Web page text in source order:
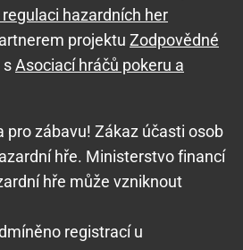
hazardních her
projektu Zodpovědné
sAsociací hráčů pokeru a
pro zábavu! Zákaz účasti osob
hře. Ministerstvo financí
hře může vzniknout
registrací u